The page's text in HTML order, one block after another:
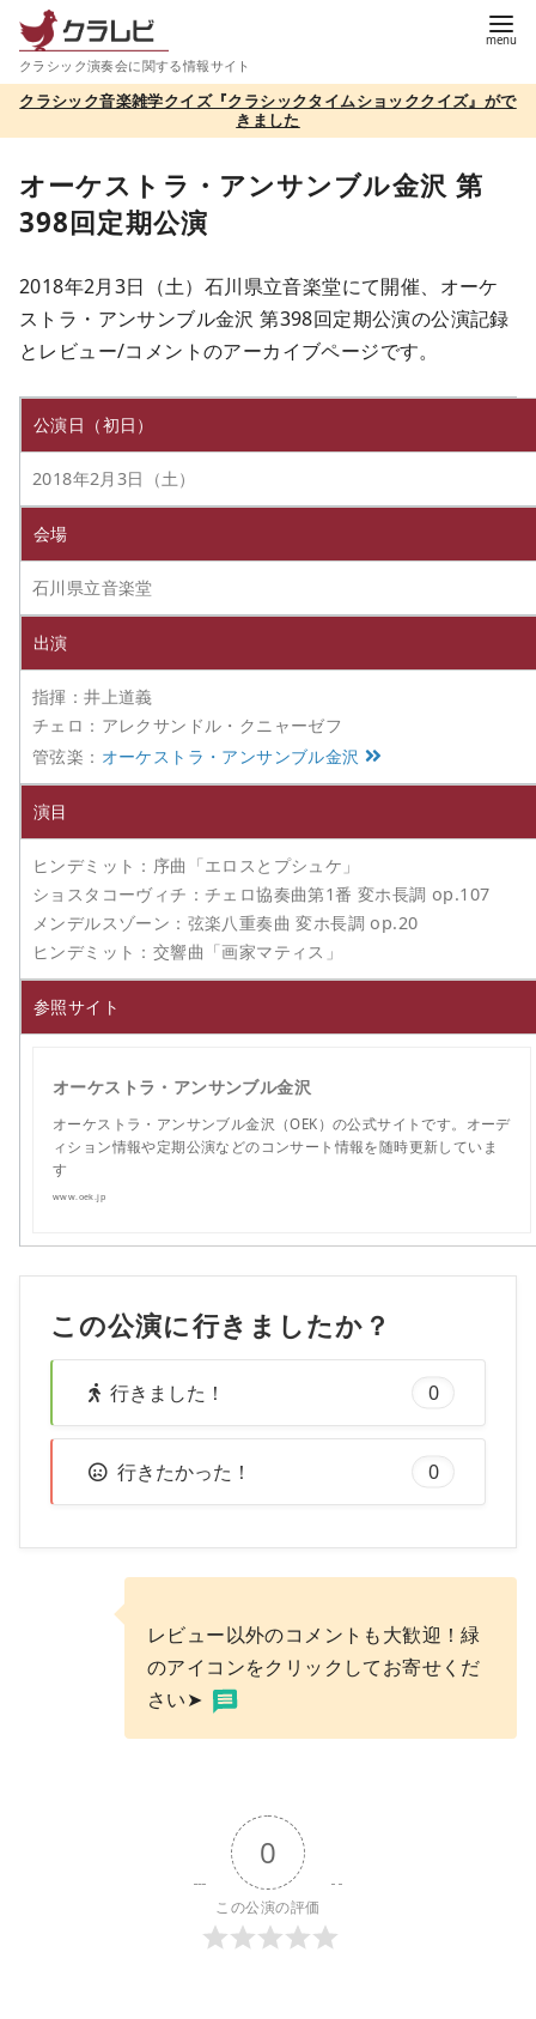
テ
ツ
クラシック演奏会に関する情報サイト
クラシック音楽雑学クイズ『クラシックタイムショッククイズ』がで
きました
オーケストラ・アンサンブル金沢 第
398回定期公演
2018年2月3日（土）石川県立音楽堂にて開催、オーケ
ストラ・アンサンブル金沢 第398回定期公演の公演記録
とレビュー/コメントのアーカイブページです。
公演日（初日）
2018年2月3日（土）
会場
石川県立音楽堂
出演
指揮：井上道義
チェロ：アレクサンドル・クニャーゼフ
管弦楽： オーケストラ・アンサンブル金沢
演目
ヒンデミット：序曲「エロスとプシュケ」
ショスタコーヴィチ：チェロ協奏曲第1番 変ホ長調 op.107
メンデルスゾーン：弦楽八重奏曲 変ホ長調 op.20
ヒンデミット：交響曲「画家マティス」
参照サイト
オーケストラ・アンサンブル金沢
オーケストラ・アンサンブル金沢（OEK）の公式サイトです。オーデ
ィション情報や定期公演などのコンサート情報を随時更新していま
す
www.oek.jp
この公演に行きましたか？
行きました！ 0
行きたかった！ 0
レビュー以外のコメントも大歓迎！緑
のアイコンをクリックしてお寄せくだ
さい➤
0
この公演の評価